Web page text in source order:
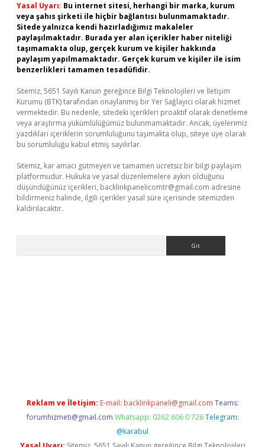
Yasal Uyarı: Bu internet sitesi, herhangi bir marka, kurum
veya şahıs şirketi ile hiçbir bağlantısı bulunmamaktadır.
Sitede yalnızca kendi hazırladığımız makaleler
paylaşılmaktadır. Burada yer alan içerikler haber niteliği
taşımamakta olup, gerçek kurum ve kişiler hakkında
paylaşım yapılmamaktadır. Gerçek kurum ve kişiler ile isim
benzerlikleri tamamen tesadüfidir.
Sitemiz, 5651 Sayılı Kanun gereğince Bilgi Teknolojileri ve İletişim
Kurumu (BTK) tarafından onaylanmış bir Yer Sağlayıcı olarak hizmet
vermektedir. Bu nedenle, sitedeki içerikleri proaktif olarak denetleme
veya araştırma yükümlülüğümüz bulunmamaktadır. Ancak, üyelerimiz
yazdıkları içeriklerin sorumluluğunu taşımakta olup, siteye üye olarak
bu sorumluluğu kabul etmiş sayılırlar.
Sitemiz, kar amacı gütmeyen ve tamamen ücretsiz bir bilgi paylaşım
platformudur. Hukuka ve yasal düzenlemelere aykırı olduğunu
düşündüğünüz içerikleri, backlinkpanelicomtr@gmail.com adresine
bildirmeniz halinde, ilgili içerikler yasal süre içerisinde sitemizden
kaldırılacaktır.
Reklam ve İletişim: E-mail: backlinkpaneli@gmail.com Teams:
forumhizmeti@gmail.com Whatsapp: 0262 606 0 726 Telegram:
@karabul